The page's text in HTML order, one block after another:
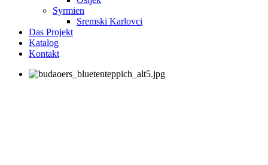
Syrmien
Sremski Karlovci
Das Projekt
Katalog
Kontakt